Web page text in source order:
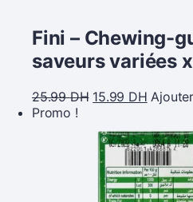
Fini – Chewing-
saveurs variées
25.99DH 15.99 DH
Promo !